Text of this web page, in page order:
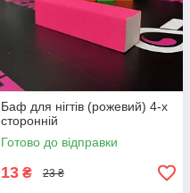
Баф для нігтів (рожевий) 4-х
сторонній
Готово до відправки
13 ₴ 23 ₴